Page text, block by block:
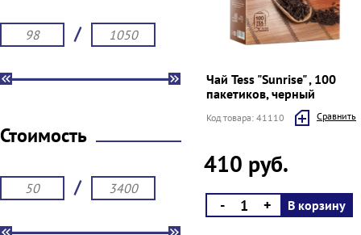
/
Стоимость
/
Чай Tess "Sunrise" , 100
пакетиков, черный
Код товара: 41110 Cравнить
410 руб.
- + В корзину